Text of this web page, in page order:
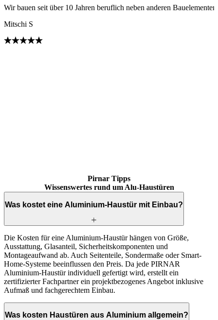
Wir bauen seit über 10 Jahren beruflich neben anderen
Mitschi S
Pirnar Tipps
Wissenswertes rund um Alu-Haustüren
Was kostet eine Aluminium-Haustür mit Einbau?
Die Kosten für eine Aluminium-Haustür hängen von Größe,
Ausstattung, Glasanteil, Sicherheitskomponenten und
Montageaufwand ab. Auch Seitenteile, Sondermaße oder Smart-
Home-Systeme beeinflussen den Preis. Da jede PIRNAR
Aluminium-Haustür individuell gefertigt wird, erstellt ein
zertifizierter Fachpartner ein projektbezogenes Angebot inklusive
Aufmaß und fachgerechtem Einbau.
Was kosten Haustüren aus Aluminium allgemein?